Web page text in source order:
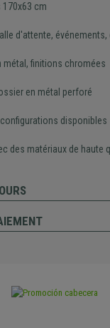
170x63 cm
d'attente, événements,
métal, finitions chromées
en métal perforé
disponibles
des matériaux de haute